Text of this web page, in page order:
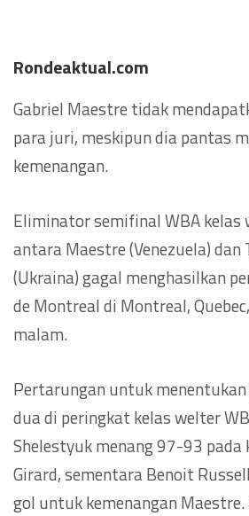
Rondeaktual.com
Gabriel Maestre tidak
para juri, meskipun dia pantas
kemenangan.
Eliminator semifinal WBA kelas
antara Maestre (Venezuela) dan
(Ukraina) gagal menghasilkan
de Montreal di Montreal,
malam.
Pertarungan untuk
dua di peringkat kelas welter
Shelestyuk menang 97-93 pada
Girard, sementara Benoit
gol untuk kemenangan